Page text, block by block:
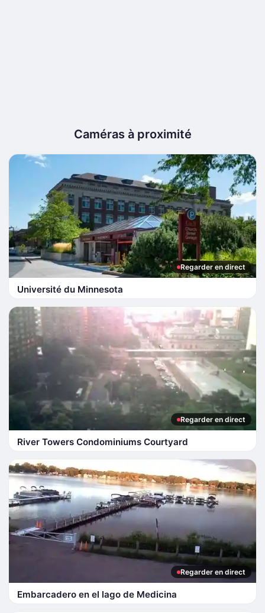
Caméras à proximité
Regarder en direct
Université du Minnesota
Regarder en direct
River Towers Condominiums Courtyard
Regarder en direct
Embarcadero en el lago de Medicina